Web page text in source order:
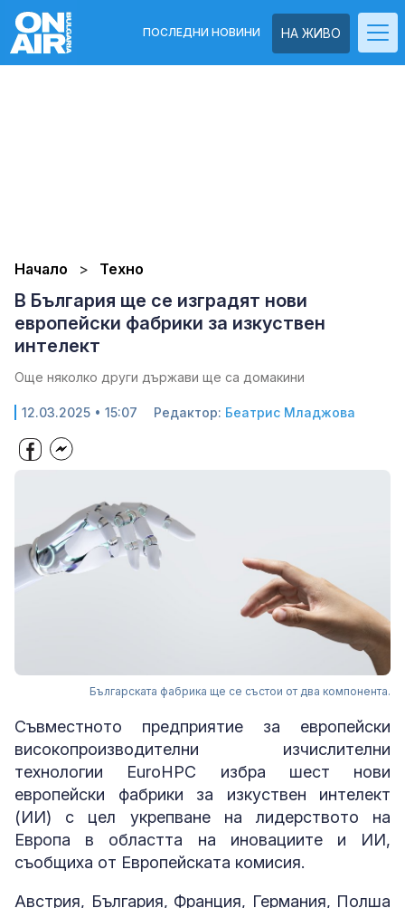
НА ЖИВО
ПОСЛЕДНИ НОВИНИ
Начало Техно
В България ще се изградят нови
европейски фабрики за изкуствен
интелект
Още няколко други държави ще са домакини
12.03.2025 • 15:07 Редактор: Беатрис Младжова
Българската фабрика ще се състои от два компонента.
Съвместното предприятие за европейски
високопроизводителни изчислителни
технологии EuroHPC избра шест нови
европейски фабрики за изкуствен интелект
(ИИ) с цел укрепване на лидерството на
Европа в областта на иновациите и ИИ,
съобщиха от Европейската комисия.
Австрия, България, Франция, Германия, Полша